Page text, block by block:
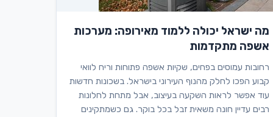
מה ישראל יכולה ללמוד מאירופה: מערכות
אשפה מתקדמות
רחובות עמוסים בפחים, שקיות אשפה פתוחות וריח לוואי
קבוע הפכו לחלק מהנוף העירוני בישראל. בשכונות חדשות
עוד אפשר לראות השקעה בעיצוב, אבל מתחת לחלונות
רבים עדיין חונה משאית זבל בכל בוקר. גם כשמתקינים